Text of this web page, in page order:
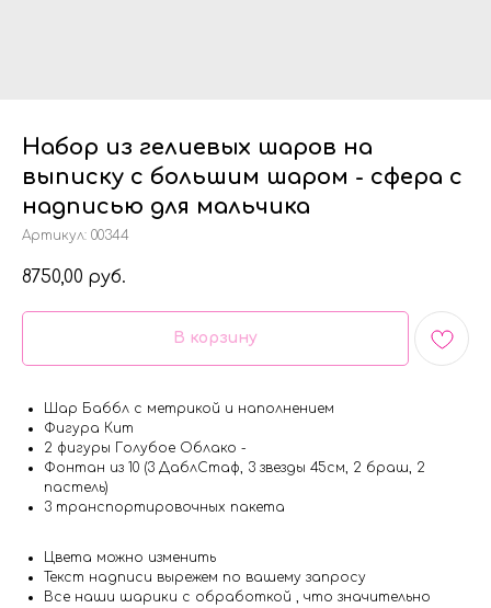
Набор из гелиевых шаров на
выписку с большим шаром - сфера с
надписью для мальчика
Артикул: 00344
8750,00 руб.
В корзину
Шар Баббл с метрикой и наполнением
Фигура Кит
2 фигуры Голубое Облако -
Фонтан из 10 (3 ДаблСтаф, 3 звезды 45см, 2 браш, 2
пастель)
3 транспортировочных пакета
Цвета можно изменить
Текст надписи вырежем по вашему запросу
Все наши шарики с обработкой , что значительно